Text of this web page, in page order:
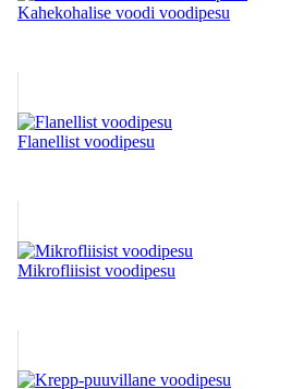
Kahekohalise voodi voodipesu
Flanellist voodipesu
Mikrofliisist voodipesu